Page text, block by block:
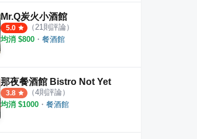
Mr.Q炭火小酒館
5.0 （21則評論）
均消 $800 ・ 餐酒館
那夜餐酒館 Bistro Not Yet
3.8 （4則評論）
均消 $1000 ・ 餐酒館